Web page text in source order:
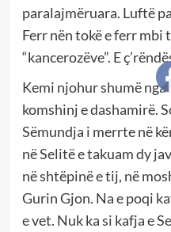
paralajmëruara. Luftë
Ferr nën tokë e ferr mbi
“kancerozëve”. E
Kemi njohur shumë nga
komshinj e dashamirë.
Sëmundja i merrte në
në Selitë e takuam dy
në shtëpinë e tij, në
Gurin Gjon. Na e poqi
e vet. Nuk ka si kafja e